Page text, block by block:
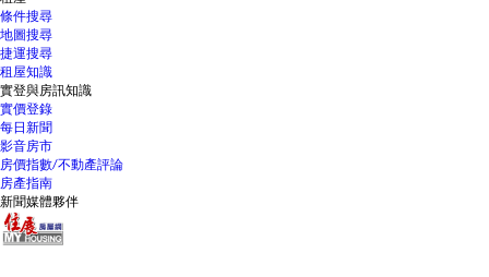
條件搜尋
地圖搜尋
捷運搜尋
租屋知識
實登與房訊知識
實價登錄
每日新聞
影音房市
房價指數/不動產評論
房產指南
新聞媒體夥伴